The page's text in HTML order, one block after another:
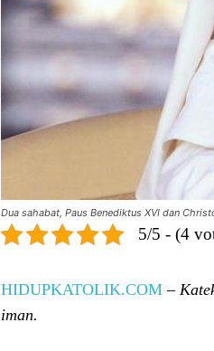
Dua sahabat, Paus Benediktus XVI dan
5/5 - (4
HIDUPKATOLIK.COM –
iman.